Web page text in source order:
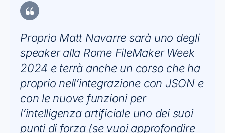
Proprio Matt Navarre sarà uno degli
speaker alla Rome FileMaker Week
2024 e terrà anche un corso che ha
proprio nell’integrazione con JSON e
con le nuove funzioni per
l’intelligenza artificiale uno dei suoi
punti di forza (se vuoi approfondire